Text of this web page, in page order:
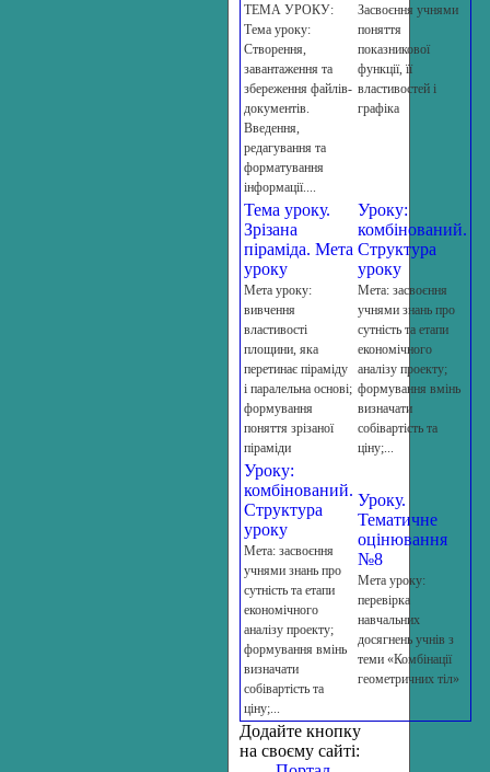
ТЕМА УРОКУ:
Тема уроку:
Створення,
завантаження та
збереження файлів-
документів.
Введення,
редагування та
форматування
інформації....
Засвоєння учнями
поняття
показникової
функції, її
властивостей і
графіка
Тема уроку.
Зрізана
піраміда. Мета
уроку
Мета уроку:
вивчення
властивості
площини, яка
перетинає піраміду
і паралельна основі;
формування
поняття зрізаної
піраміди
Уроку:
комбінований.
Структура
уроку
Мета: засвоєння
учнями знань про
сутність та етапи
економічного
аналізу проекту;
формування вмінь
визначати
собівартість та
ціну;...
Уроку:
комбінований.
Структура
уроку
Мета: засвоєння
учнями знань про
сутність та етапи
економічного
аналізу проекту;
формування вмінь
визначати
собівартість та
ціну;...
Уроку.
Тематичне
оцінювання
№8
Мета уроку:
перевірка
навчальних
досягнень учнів з
теми «Комбінації
геометричних тіл»
Додайте кнопку
на своєму сайті: